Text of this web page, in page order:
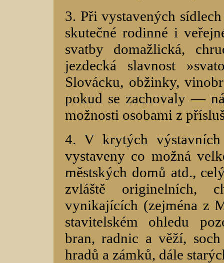
3. Při vystavených
skutečné rodinné i
svatby domažlická,
jezdecká slavnost
Slovácku, obžinky,
pokud se zachovaly —
možnosti osobami z
4. V krytých
vystaveny co možná
městských domů atd.,
zvláště originelních,
vynikajících (zejména z
stavitelském ohledu
bran, radnic a věží,
hradů a zámků, dále